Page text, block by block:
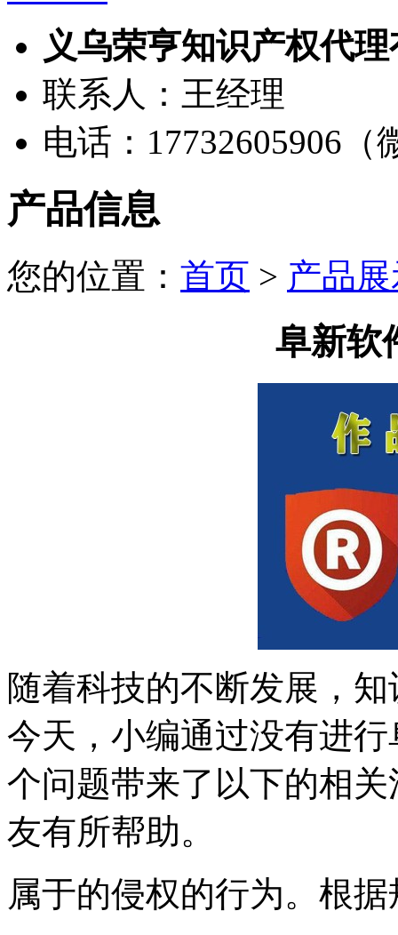
义乌荣亨知识产权代
联系人：王经理
电话：17732605906（
产品信息
您的位置： 首页 > 产品
阜新软
随着科技的不断发展，
今天，小编通过没有进
个问题带来了以下的相
友有所帮助。
属于的侵权的行为。根